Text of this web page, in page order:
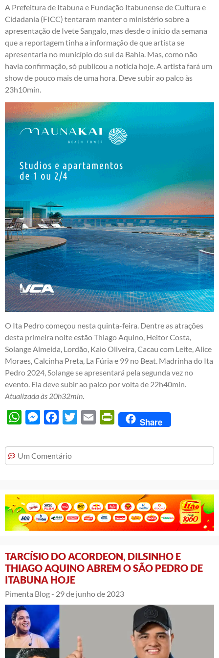
A Prefeitura de Itabuna e Fundação Itabunense de Cultura e
Cidadania (FICC) tentaram manter o ministério sobre a
apresentação de Ivete Sangalo, mas desde o início da semana
que a reportagem tinha a informação de que artista se
apresentaria no município do sul da Bahia. Mas, como não
havia confirmação, só publicou a notícia hoje. A artista fará um
show de pouco mais de uma hora. Deve subir ao palco às
23h10min.
O Ita Pedro começou nesta quinta-feira. Dentre as atrações
desta primeira noite estão Thiago Aquino, Heitor Costa,
Solange Almeida, Lordão, Kaio Oliveira, Cacau com Leite, Alice
Moraes, Calcinha Preta, La Fúria e 99 no Beat. Madrinha do Ita
Pedro 2024, Solange se apresentará pela segunda vez no
evento. Ela deve subir ao palco por volta de 22h40min.
Atualizada às 20h32min.
WhatsAppMessengerFacebook
Twitter Email PrintFriendly
Share
Um Comentário
TARCÍSIO DO ACORDEON, DILSINHO E
THIAGO AQUINO ABREM O SÃO PEDRO DE
ITABUNA HOJE
Pimenta Blog - 29 de junho de 2023